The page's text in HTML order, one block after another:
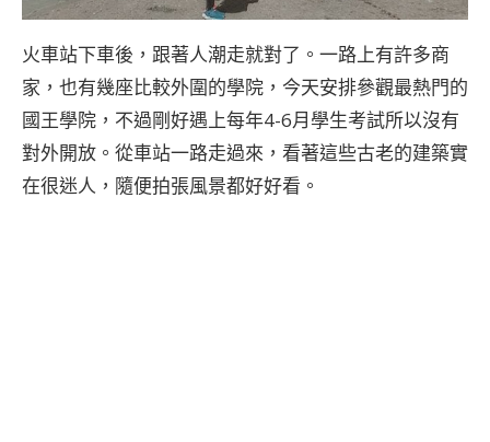
火車站下車後，跟著人潮走就對了。一路上有許多商
家，也有幾座比較外圍的學院，今天安排參觀最熱門的
國王學院，不過剛好遇上每年4-6月學生考試所以沒有
對外開放。從車站一路走過來，看著這些古老的建築實
在很迷人，隨便拍張風景都好好看。